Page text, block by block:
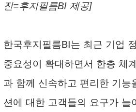
진=후지필름BI 제공]
한국후지필름BI는 최근 기업
중요성이 확대하면서 한층 체
과 함께 신속하고 편리한 기능
션에 대한 고객들의 요구가 늘